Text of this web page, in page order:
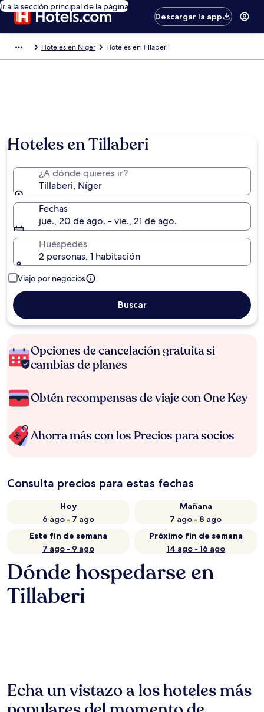
Ir a la sección principal de la página
Descargar la app
Hoteles en Níger Hoteles en Tillaberi
Hoteles en Tillaberi
¿A dónde quieres ir?
Tillaberi, Níger
Fechas
jue., 20 de ago. - vie., 21 de ago.
Huéspedes
2 personas, 1 habitación
Viajo por negocios
Buscar
Opciones de cancelación gratuita si
cambias de planes
Obtén recompensas de viaje con One Key
Ahorra más con los Precios para socios
Consulta precios para estas fechas
Hoy
6 ago - 7 ago
Mañana
7 ago - 8 ago
Este fin de semana
7 ago - 9 ago
Próximo fin de semana
14 ago - 16 ago
Dónde hospedarse en
Tillaberi
Echa un vistazo a los hoteles más